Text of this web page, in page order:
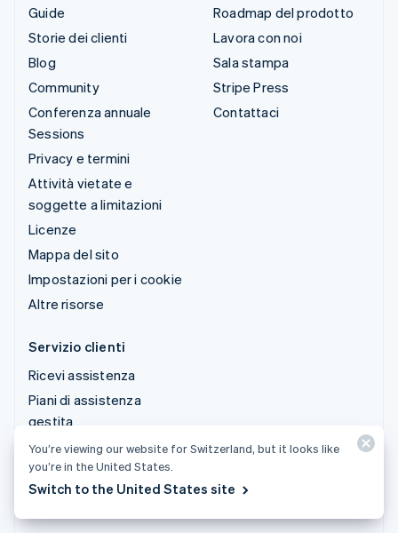
Guide
Storie dei clienti
Blog
Community
Conferenza annuale
Sessions
Privacy e termini
Attività vietate e
soggette a limitazioni
Licenze
Mappa del sito
Impostazioni per i cookie
Altre risorse
Roadmap del prodotto
Lavora con noi
Sala stampa
Stripe Press
Contattaci
Servizio clienti
Ricevi assistenza
Piani di assistenza
gestita
© 2026 Stripe, LLC
You’re viewing our website for Switzerland, but it looks like
you’re in the United States.
Switch to the United States site